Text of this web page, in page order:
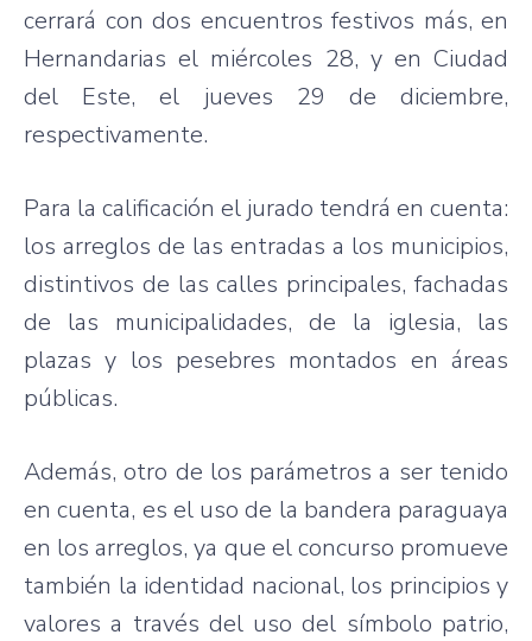
cerrará con dos encuentros festivos más, en
Hernandarias el miércoles 28, y enCiudad
del Este, el jueves 29 dediciembre,
respectivamente.
Para la calificación el jurado tendrá en cuenta:
los arreglos de las entradas a los municipios,
distintivos de las calles principales,fachadas
de las municipalidades, de la iglesia, las
plazas y los pesebres montados enáreas
públicas.
Además,otro de los parámetros a ser tenido
encuenta, es el uso de la bandera paraguaya
en losarreglos,ya que elconcurso promueve
también la identidad nacional, los principios y
valores a través del uso del símbolo patrio,